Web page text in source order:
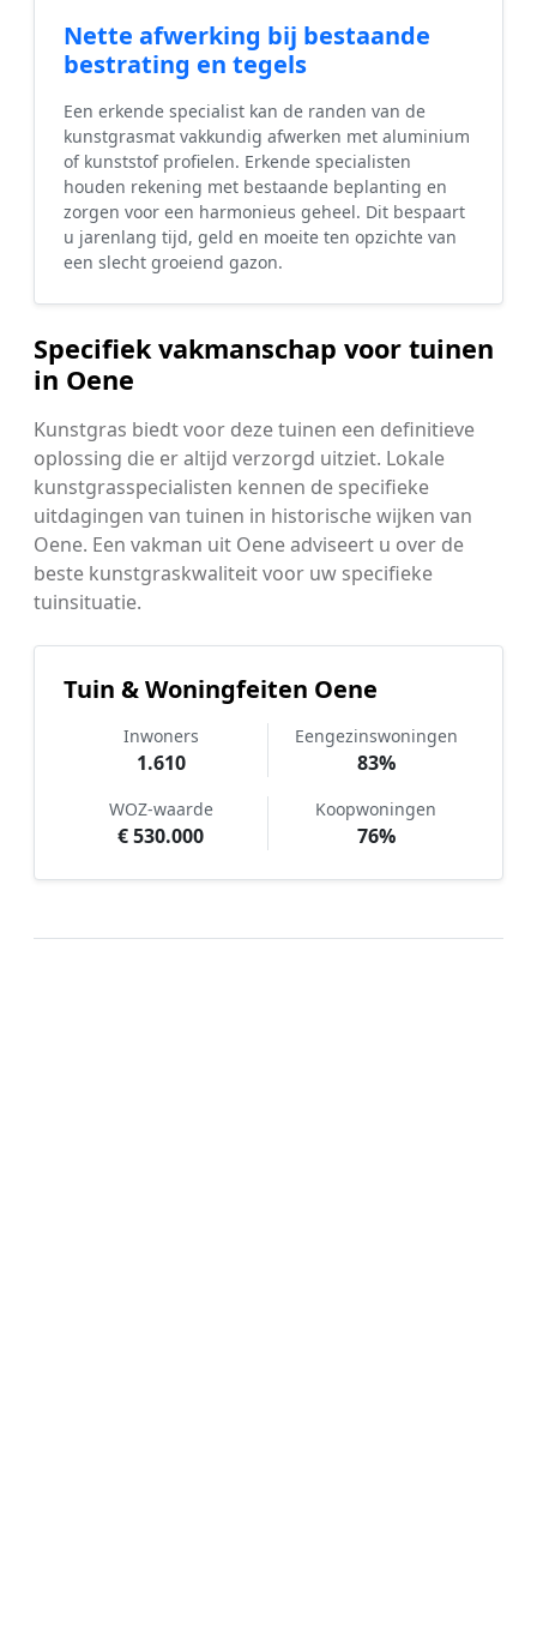
Nette afwerking bij bestaande
bestrating en tegels
Een erkende specialist kan de randen van de
kunstgrasmat vakkundig afwerken met aluminium
of kunststof profielen. Erkende specialisten
houden rekening met bestaande beplanting en
zorgen voor een harmonieus geheel. Dit bespaart
u jarenlang tijd, geld en moeite ten opzichte van
een slecht groeiend gazon.
Specifiek vakmanschap voor tuinen
in Oene
Kunstgras biedt voor deze tuinen een definitieve
oplossing die er altijd verzorgd uitziet. Lokale
kunstgrasspecialisten kennen de specifieke
uitdagingen van tuinen in historische wijken van
Oene. Een vakman uit Oene adviseert u over de
beste kunstgraskwaliteit voor uw specifieke
tuinsituatie.
Tuin & Woningfeiten Oene
Inwoners
1.610
Eengezinswoningen
83%
WOZ-waarde
€ 530.000
Koopwoningen
76%